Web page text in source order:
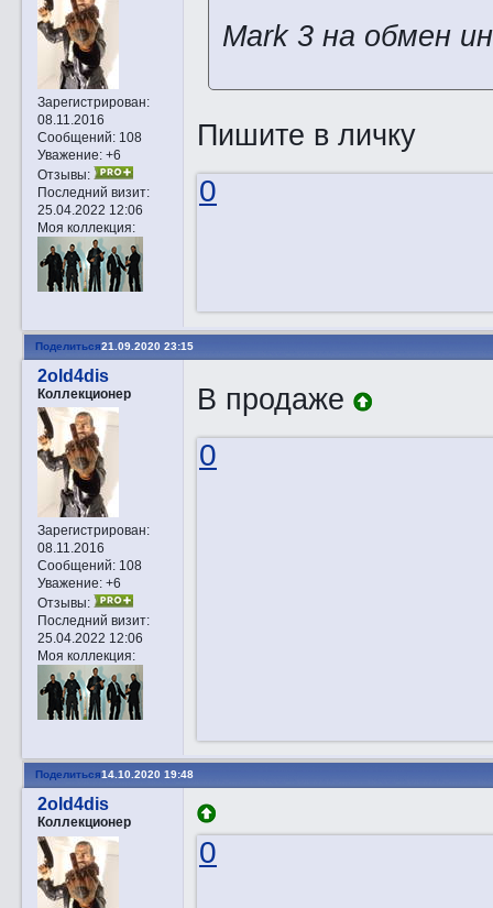
Зарегистрирован:
08.11.2016
Сообщений:108
Уважение: +6
Отзывы:
Последний визит:
25.04.2022 12:06
Моя коллекция:
Mark 3 на обмен
Пишите в личку
0
Поделиться21.09.2020 23:15
2old4dis
Коллекционер
Зарегистрирован:
08.11.2016
Сообщений:108
Уважение: +6
Отзывы:
Последний визит:
25.04.2022 12:06
Моя коллекция:
В продаже
0
Поделиться14.10.2020 19:48
2old4dis
Коллекционер
0